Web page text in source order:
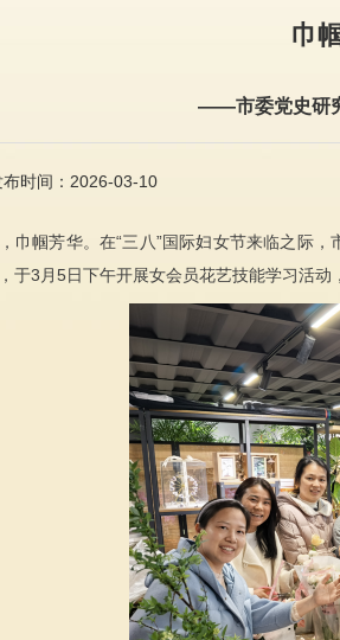
巾
——市委党史研
布时间：2026-03-10
巾帼芳华。在“三八”国际妇女节来临之际
于3月5日下午开展女会员花艺技能学习活